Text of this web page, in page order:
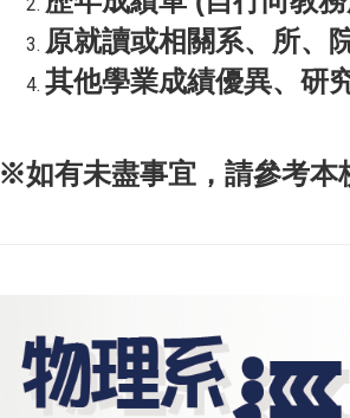
原就讀或相關系、所、
其他學業成績優異、研
※如有未盡事宜，請參考本